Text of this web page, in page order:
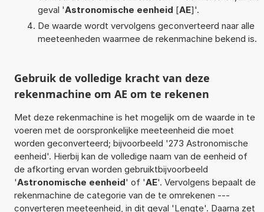
geval 'Astronomische eenheid [AE]'.
De waarde wordt vervolgens geconverteerd naar alle
meeteenheden waarmee de rekenmachine bekend is.
Gebruik de volledige kracht van deze
rekenmachine om AE om te rekenen
Met deze rekenmachine is het mogelijk om de waarde in te
voeren met de oorspronkelijke meeteenheid die moet
worden geconverteerd; bijvoorbeeld '273 Astronomische
eenheid'. Hierbij kan de volledige naam van de eenheid of
de afkorting ervan worden gebruiktbijvoorbeeld
'Astronomische eenheid' of 'AE'. Vervolgens bepaalt de
rekenmachine de categorie van de te omrekenen ---
converteren meeteenheid, in dit geval 'Lengte'. Daarna zet